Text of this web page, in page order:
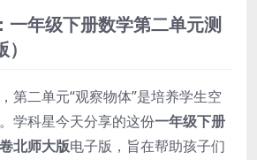
一年级下册数学第二单元测
第二单元“观察物体”是培养学生空
学科星今天分享的这份一年级下册
北师大版电子版，旨在帮助孩子们